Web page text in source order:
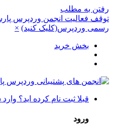
رفتن به مطلب
توقف فعالیت انجمن وردپرس
رسمی وردپرس(کلیک کنید) ×
بخش خرید
قبلا ثبت نام کرده اید؟
ورود